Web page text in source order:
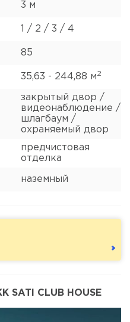
3 м
1 / 2 / 3 / 4
85
35,63 - 244,88 м2
закрытый двор /
видеонаблюдение /
шлагбаум /
охраняемый двор
предчистовая
отделка
наземный
CLUB HOUSE